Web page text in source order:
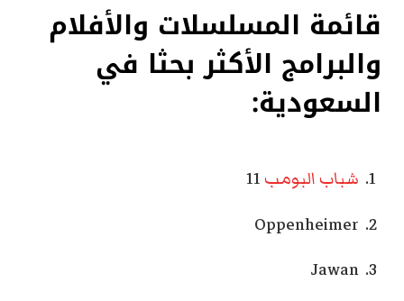
قائمة المسلسلات والأفلام
والبرامج الأكثر بحثا في
السعودية:
شباب البومب
Oppenheimer
Jawan